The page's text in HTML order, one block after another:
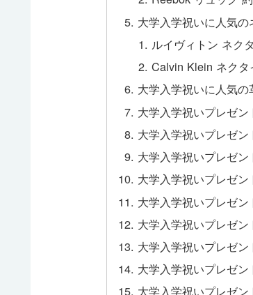
大学入学祝いに人気
ルイヴィトン ネク
Calvin Klein ネクタ
大学入学祝いに人気
大学入学祝いプレゼン
大学入学祝いプレゼ
大学入学祝いプレゼ
大学入学祝いプレゼン
大学入学祝いプレゼ
大学入学祝いプレゼ
大学入学祝いプレゼ
大学入学祝いプレゼ
大学入学祝いプレゼ